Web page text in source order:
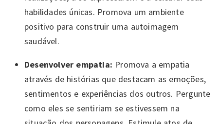
habilidades únicas. Promova um ambiente
positivo para construir uma autoimagem
saudável.
Desenvolver empatia: Promova a empatia
através de histórias que destacam as emoções,
sentimentos e experiências dos outros. Pergunte
como eles se sentiriam se estivessem na